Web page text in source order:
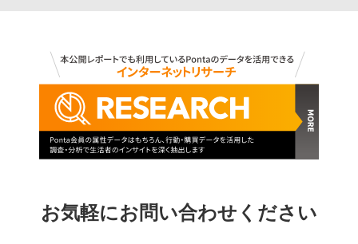
お気軽にお問い合わせください